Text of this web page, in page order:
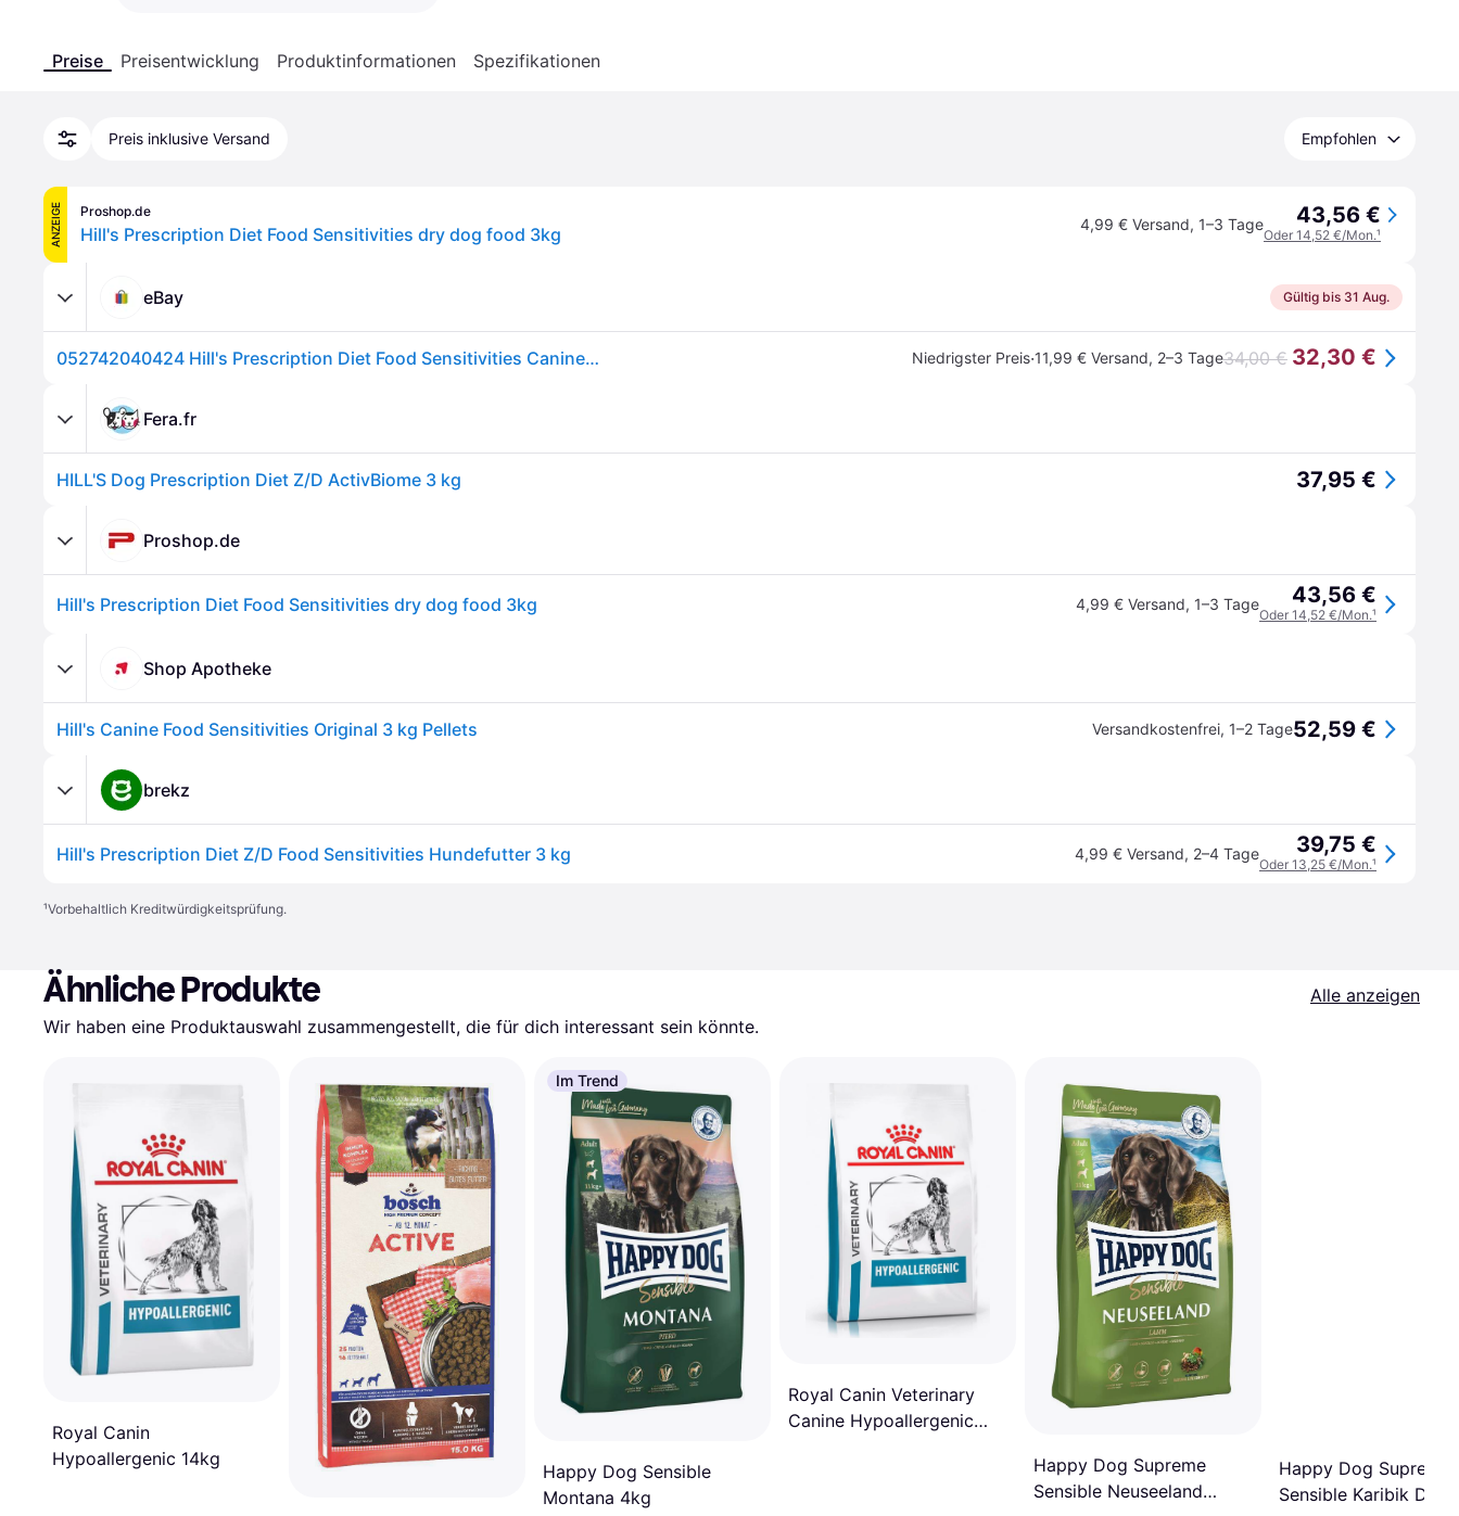
Preise Preisentwicklung Produktinformationen Spezifikationen
Preis inklusive Versand Empfohlen
ANZEIGE Proshop.de
Hill's Prescription Diet Food Sensitivities dry dog food 3kg 4,99 € Versand, 1–3 Tage 43,56 €
Oder 14,52 €/Mon.¹
eBay Gültig bis 31 Aug.
052742040424 Hill's Prescription Diet Food Sensitivities Canine - Hundetroc Niedrigster Preis·11,99 € Versand, 2–3 Tage34,00 € 32,30 €
Fera.fr
HILL'S Dog Prescription Diet Z/D ActivBiome 3 kg 37,95 €
Proshop.de
Hill's Prescription Diet Food Sensitivities dry dog food 3kg 4,99 € Versand, 1–3 Tage 43,56 €
Oder 14,52 €/Mon.¹
Shop Apotheke
Hill's Canine Food Sensitivities Original 3 kg Pellets Versandkostenfrei, 1–2 Tage52,59 €
brekz
Hill's Prescription Diet Z/D Food Sensitivities Hundefutter 3 kg 4,99 € Versand, 2–4 Tage 39,75 €
Oder 13,25 €/Mon.¹
¹Vorbehaltlich Kreditwürdigkeitsprüfung.
Ähnliche Produkte
Alle anzeigen
Wir haben eine Produktauswahl zusammengestellt, die für dich interessant sein könnte.
Royal Canin
Hypoallergenic 14kg
Im Trend
Happy Dog Sensible
Montana 4kg
Royal Canin Veterinary
Canine Hypoallergenic
Happy Dog Supreme
Sensible Neuseeland
Happy Dog Supreme
Sensible Karibik Dry